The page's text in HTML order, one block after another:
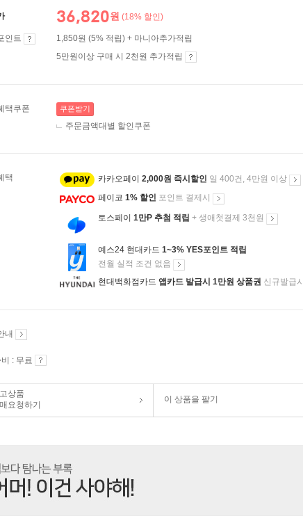
36,820원 (18% 할인)
인트
1,850원 (5% 적립) + 마니아추가적립
5만원이상 구매 시 2천원 추가적립
택쿠폰 쿠폰받기
주문금액대별 할인쿠폰
택 카카오페이 2,000원 즉시할인 일 400건, 4만원 이상
페이코 1% 할인 포인트 결제시
토스페이 1만P 추첨 적립 + 생애첫결제 3천원
예스24 현대카드 1~3% YES포인트 적립
전월 실적 조건 없음
현대백화점카드 앱카드 발급시 1만원 상품권 신규발급시
내
: 무료
상품
요청하기
이 상품을 팔기